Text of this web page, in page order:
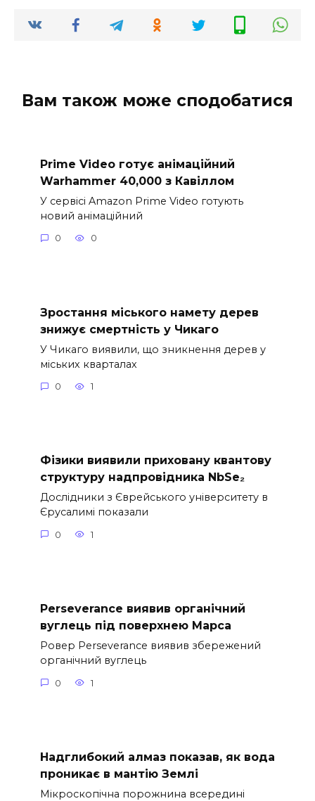
Вам також може сподобатися
Prime Video готує анімаційний
Warhammer 40,000 з Кавіллом
У сервісі Amazon Prime Video готують
новий анімаційний
0 0
Зростання міського намету дерев
знижує смертність у Чикаго
У Чикаго виявили, що зникнення дерев у
міських кварталах
0 1
Фізики виявили приховану квантову
структуру надпровідника NbSe₂
Дослідники з Єврейського університету в
Єрусалимі показали
0 1
Perseverance виявив органічний
вуглець під поверхнею Марса
Ровер Perseverance виявив збережений
органічний вуглець
0 1
Надглибокий алмаз показав, як вода
проникає в мантію Землі
Мікроскопічна порожнина всередині